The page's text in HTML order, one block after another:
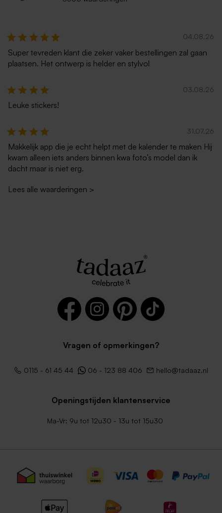
Witte zelfklevende
enveloppe met rechte klep
Ecru zelfklevende envelop
envelop
Zachtroze envelop met
Zwarte envelop
04.08.26
Super tevreden klant die zeker vaker bestellingen zal gaan
plaatsen. Het ontwerp is helder en stylvol
03.08.26
Leuke stickers!
31.07.26
Makkelijk app die je echt helpt met de kalender te maken Hij
kwam alleen iets anders binnen kwa foto’s model dan ik
dacht maar is niet erg.
Lees alle waarderingen >
Vragen of opmerkingen?
0115 - 61 45 44 06 - 123 88 406 hello@tadaaz.nl
Openingstijden klantenservice
Ma-Vr: 9u tot 12u30 - 13u tot 15u30